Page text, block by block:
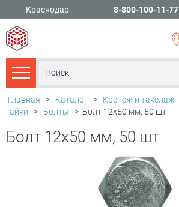
Краснодар 8-800-100-11-77
Каталог товаров
Главная > Каталог > Крепёж и такелаж
гайки
> Болты > Болт 12х50 мм, 50 шт
Болт 12х50 мм, 50 шт